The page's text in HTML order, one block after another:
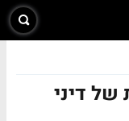
של דיני